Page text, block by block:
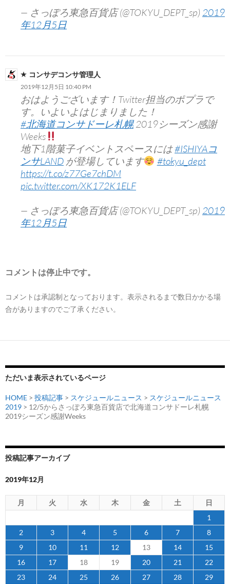
— さっぽろ東急百貨店 (@TOKYU_DEPT_sp) 2019
年12月5日
コンサデコンサ管理人
2019年12月5日 10:40 PM
おはようございます！Twitter担当のポプラで
す。いよいよはじまりました！
#北海道コンサドーレ札幌2019シーズン感謝
Weeks
地下1階菓子イベントスペースには#ISHIYAコ
ンサLAND が登場しています
#tokyu_dept
https://t.co/z77Ge7chDM
pic.twitter.com/XK172K1ELF
— さっぽろ東急百貨店 (@TOKYU_DEPT_sp) 2019
年12月5日
コメントは停止中です。
コメントは承認制となっております。表示されるまで数日かかる場
合がありますのでご了承ください。
ただいま表示されているページ
HOME > 投稿記事 > スケジュールニュース > スケジュールニュース
2019 > 12/5からさっぽろ東急百貨店で北海道コンサドーレ札幌
2019シーズン感謝Weeks
投稿記事アーカイブ
2019年12月
月 火 水 木 金 土
日
1
2
3 4 5 6 7
8
9
10 11 12 13 14
15
16
17 18 19 20 21
22
23
24 25 26 27 28
29